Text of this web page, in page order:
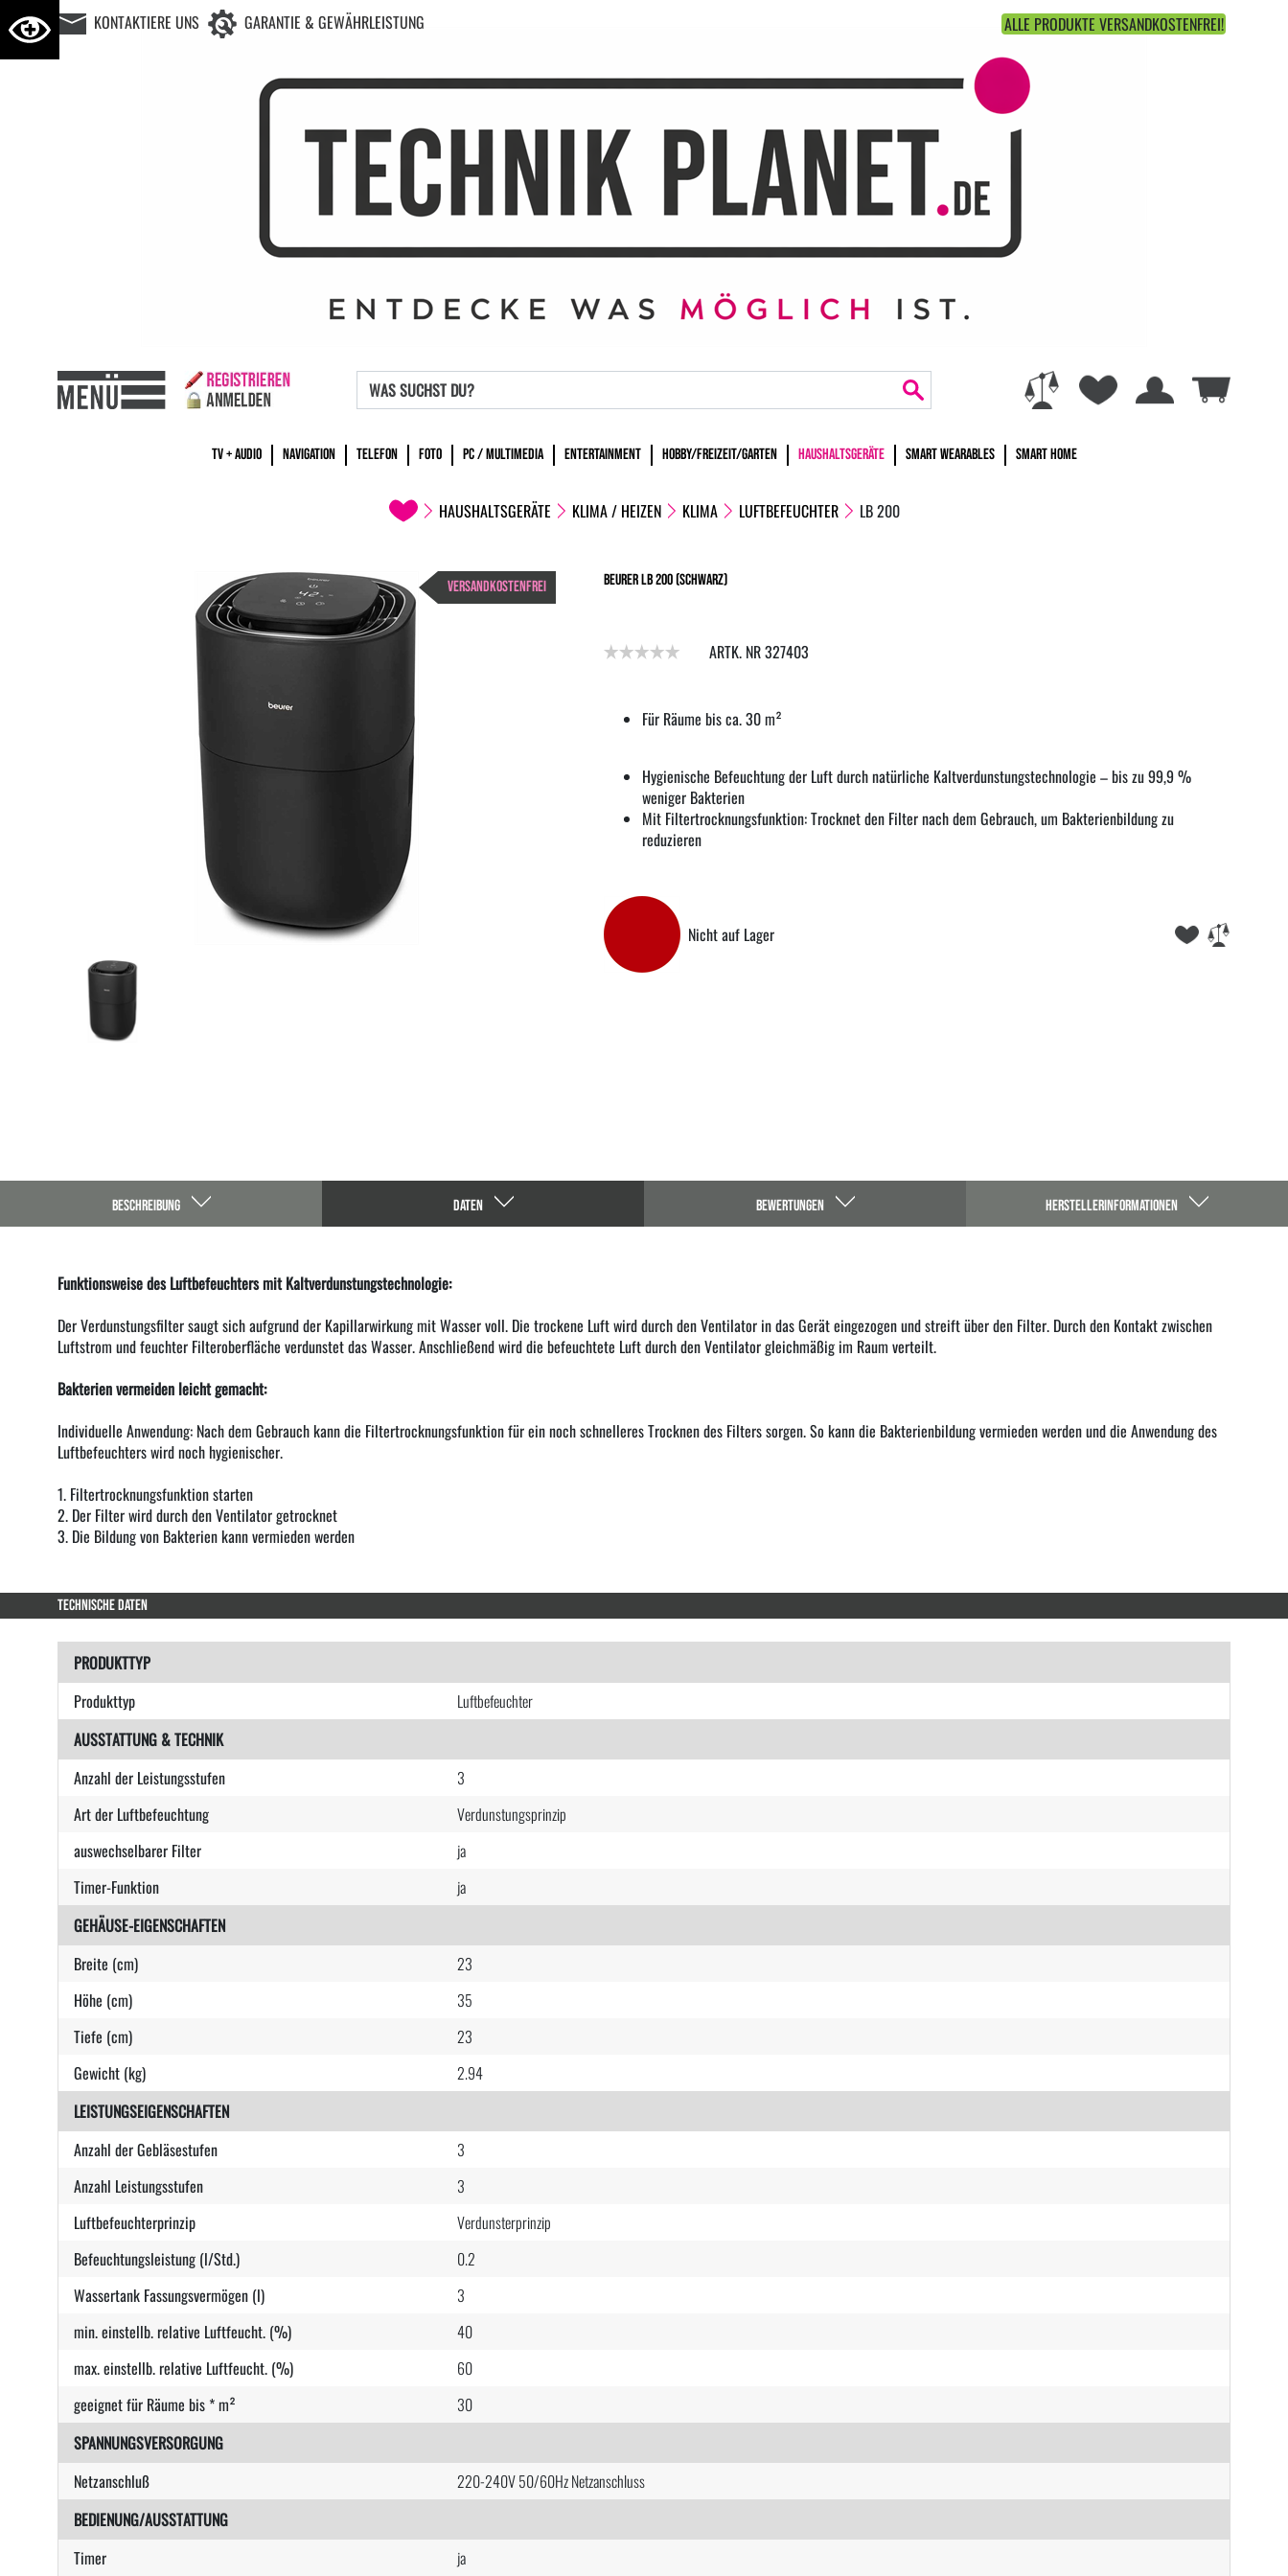
KONTAKTIERE UNS GARANTIE & GEWÄHRLEISTUNG ALLE PRODUKTE VERSANDKOSTENFREI!
TV + AUDIO NAVIGATION TELEFON FOTO PC / MULTIMEDIA ENTERTAINMENT HOBBY/FREIZEIT/GARTEN HAUSHALTSGERÄTE SMART WEARABLES SMART HOME
HAUSHALTSGERÄTE KLIMA / HEIZEN KLIMA LUFTBEFEUCHTER LB 200
VERSANDKOSTENFREI Beurer LB 200 (Schwarz)
ARTK. NR 327403
Für Räume bis ca. 30 m²
Hygienische Befeuchtung der Luft durch natürliche Kaltverdunstungstechnologie – bis zu 99,9 %
weniger Bakterien
Mit Filtertrocknungsfunktion: Trocknet den Filter nach dem Gebrauch, um Bakterienbildung zu
reduzieren
Nicht auf Lager
BESCHREIBUNG DATEN BEWERTUNGEN HERSTELLERINFORMATIONEN
Funktionsweise des Luftbefeuchters mit Kaltverdunstungstechnologie:
Der Verdunstungsfilter saugt sich aufgrund der Kapillarwirkung mit Wasser voll. Die trockene Luft wird durch den Ventilator in das Gerät eingezogen und streift über den Filter. Durch den Kontakt zwischen
Luftstrom und feuchter Filteroberfläche verdunstet das Wasser. Anschließend wird die befeuchtete Luft durch den Ventilator gleichmäßig im Raum verteilt.
Bakterien vermeiden leicht gemacht:
Individuelle Anwendung: Nach dem Gebrauch kann die Filtertrocknungsfunktion für ein noch schnelleres Trocknen des Filters sorgen. So kann die Bakterienbildung vermieden werden und die Anwendung des
Luftbefeuchters wird noch hygienischer.
1. Filtertrocknungsfunktion starten
2. Der Filter wird durch den Ventilator getrocknet
3. Die Bildung von Bakterien kann vermieden werden
TECHNISCHE DATEN
PRODUKTTYP
Produkttyp
Luftbefeuchter
AUSSTATTUNG & TECHNIK
Anzahl der Leistungsstufen
3
Art der Luftbefeuchtung
Verdunstungsprinzip
auswechselbarer Filter
ja
Timer-Funktion
ja
GEHÄUSE-EIGENSCHAFTEN
Breite (cm)
23
Höhe (cm)
35
Tiefe (cm)
23
Gewicht (kg)
2.94
LEISTUNGSEIGENSCHAFTEN
Anzahl der Gebläsestufen
3
Anzahl Leistungsstufen
3
Luftbefeuchterprinzip
Verdunsterprinzip
Befeuchtungsleistung (l/Std.)
0.2
Wassertank Fassungsvermögen (l)
3
min. einstellb. relative Luftfeucht. (%)
40
max. einstellb. relative Luftfeucht. (%)
60
geeignet für Räume bis * m²
30
SPANNUNGSVERSORGUNG
Netzanschluß
220-240V 50/60Hz Netzanschluss
BEDIENUNG/AUSSTATTUNG
Timer
ja